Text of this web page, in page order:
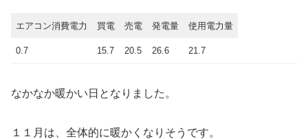
エアコン消費電力 買電 売電 発電量 使用電力量
0.7 15.7 20.5 26.6 21.7
なかなか暖かい日となりました。
１１月は、全体的に暖かくなりそうです。